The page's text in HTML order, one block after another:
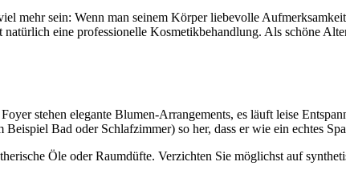
mehr sein: Wenn man seinem Körper liebevolle
eine professionelle Kosmetikbehandlung. Als schöne
stehen elegante Blumen-Arrangements, es läuft leise
Bad oder Schlafzimmer) so her, dass er wie ein echtes
Öle oder Raumdüfte. Verzichten Sie möglichst auf